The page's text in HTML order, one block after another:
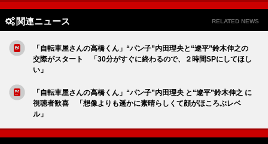
関連ニュース RELATED NEWS
「自転車屋さんの高橋くん」“パン子”内田理央と“遼平”鈴木伸之の
交際がスタート 「30分がすぐに終わるので、２時間SPにしてほし
い」
「自転車屋さんの高橋くん」“パン子”内田理央 と“遼平”鈴木伸之 に
視聴者歓喜 「想像よりも遥かに素晴らしくて顔がほころぶレベ
ル」